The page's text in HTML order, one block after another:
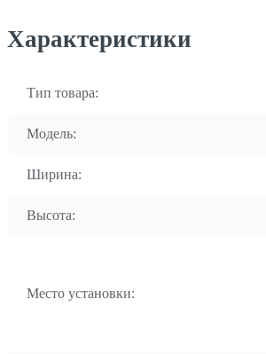
Характеристики
Тип товара:
Модель:
Ширина:
Высота:
Место установки: